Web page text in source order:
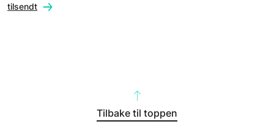
tilsendt
Tilbake til toppen